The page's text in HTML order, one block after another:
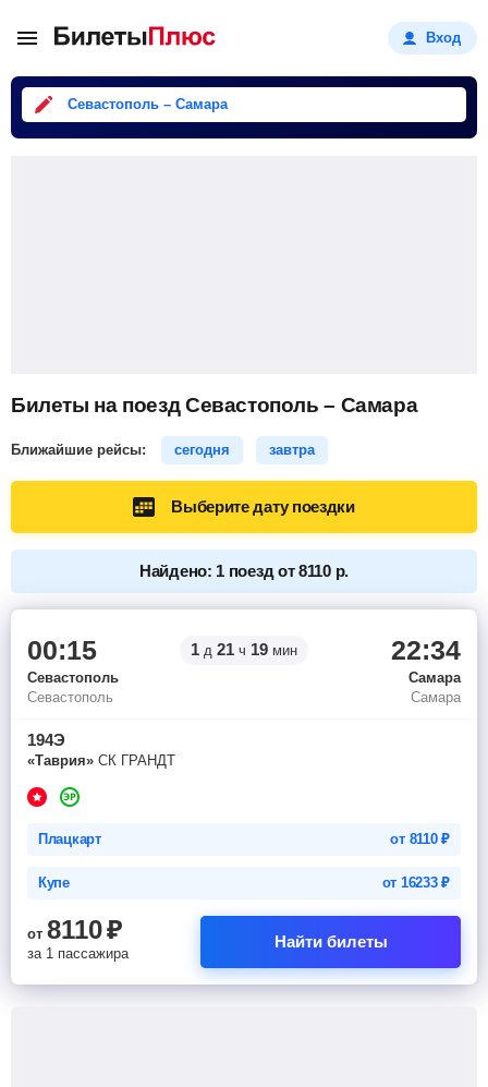
Вход
Севастополь – Самара
Билеты на поезд Севастополь – Самара
Ближайшие рейсы: сегодня завтра
Выберите дату поездки
Найдено: 1 поезд от 8110 р.
00:15 1 д 21 ч 19 мин 22:34
Севастополь
Самара
Севастополь
Самара
194Э
«Таврия» СК ГРАНДТ
Плацкарт от 8110₽
Купе от 16233₽
от 8110₽
за 1 пассажира
Найти билеты